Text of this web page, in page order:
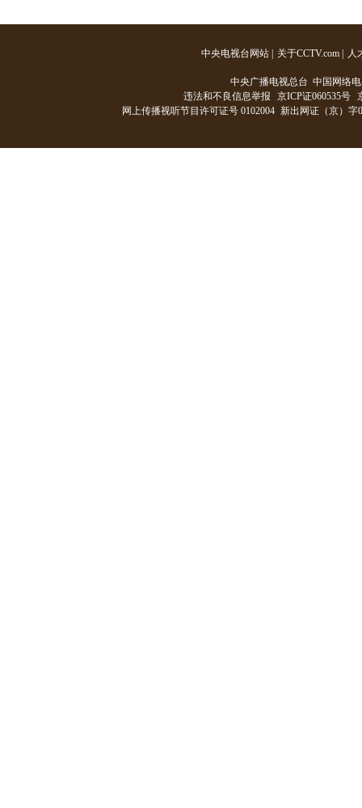
中央电视台网站 关于CCTV.com 人
中央广播电视总台 中国网络
违法和不良信息举报
京ICP证060535号
网上传播视听节目许可证号 0102004 新出网证（京）